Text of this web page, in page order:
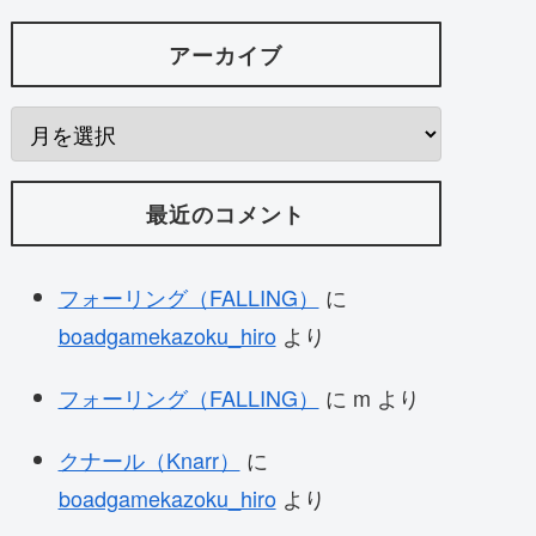
アーカイブ
最近のコメント
フォーリング（FALLING）
に
boadgamekazoku_hiroより
フォーリング（FALLING）
に m より
クナール（Knarr）
に
boadgamekazoku_hiroより